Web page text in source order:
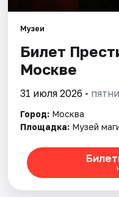
Музеи
Билет
Москве
31 июля 2026 •
Город: Москва
Площадка: Музей